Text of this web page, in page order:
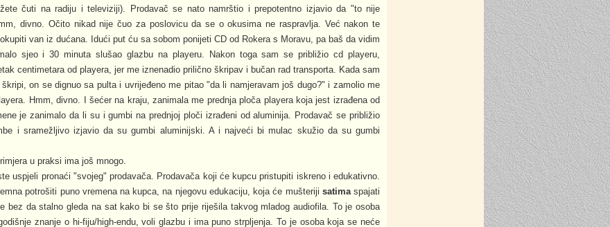
čuti na radiju i televiziji). Prodavač se nato namrštio i prepotentno izjavio da "to nije
divno. Očito nikad nije čuo za poslovicu da se o okusima ne raspravlja. Već nakon te
van iz dućana. Idući put ću sa sobom ponijeti CD od Rokera s Moravu, pa baš da vidim
sjeo i 30 minuta slušao glazbu na playeru. Nakon toga sam se približio cd playeru,
centimetara od playera, jer me iznenadio prilično škripav i bučan rad transporta. Kada sam
on se dignuo sa pulta i uvrijeđeno me pitao "da li namjeravam još dugo?" i zamolio me
Hmm, divno. I šećer na kraju, zanimala me prednja ploča playera koja jest izrađena od
je zanimalo da li su i gumbi na prednjoj ploči izrađeni od aluminija. Prodavač se približio
i sramežljivo izjavio da su gumbi aluminijski. A i najveći bi mulac skužio da su gumbi
u praksi ima još mnogo.
uspjeli pronaći "svojeg" prodavača. Prodavača koji će kupcu pristupiti iskreno i edukativno.
potrošiti puno vremena na kupca, na njegovu edukaciju, koja će mušteriji satimaspajati
bez da stalno gleda na sat kako bi se što prije riješila takvog mladog audiofila. To je osoba
znanje o hi-fiju/high-endu, voli glazbu i ima puno strpljenja. To je osoba koja se neće